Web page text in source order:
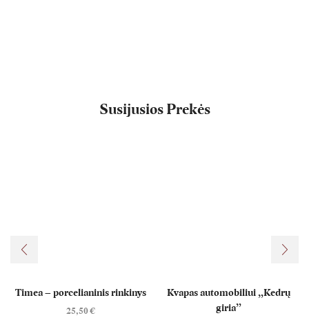
Susijusios Prekės
Timea – porcelianinis rinkinys
25,50€
Kvapas automobiliui „Kedrų
giria”